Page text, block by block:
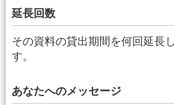
延長回数
その資料の貸出期間を何回延長
す。
あなたへのメッセージ